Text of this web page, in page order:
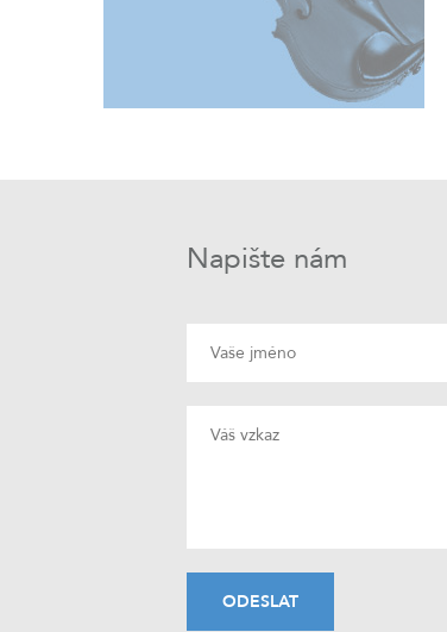
Napište nám